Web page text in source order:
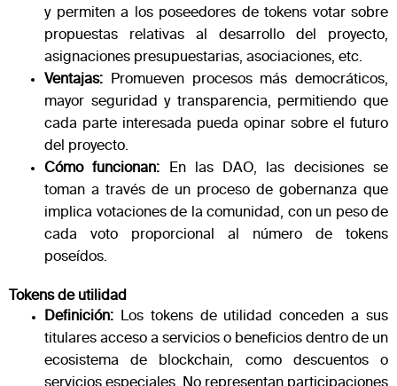
y permiten a los poseedores de tokens votar sobre
propuestas relativas al desarrollo del proyecto,
asignaciones presupuestarias, asociaciones, etc.
Ventajas: Promueven procesos más democráticos,
mayor seguridad y transparencia, permitiendo que
cada parte interesada pueda opinar sobre el futuro
del proyecto.
Cómo funcionan: En las DAO, las decisiones se
toman a través de un proceso de gobernanza que
implica votaciones de la comunidad, con un peso de
cada voto proporcional al número de tokens
poseídos.
Tokens de utilidad
Definición: Los tokens de utilidad conceden a sus
titulares acceso a servicios o beneficios dentro de un
ecosistema de blockchain, como descuentos o